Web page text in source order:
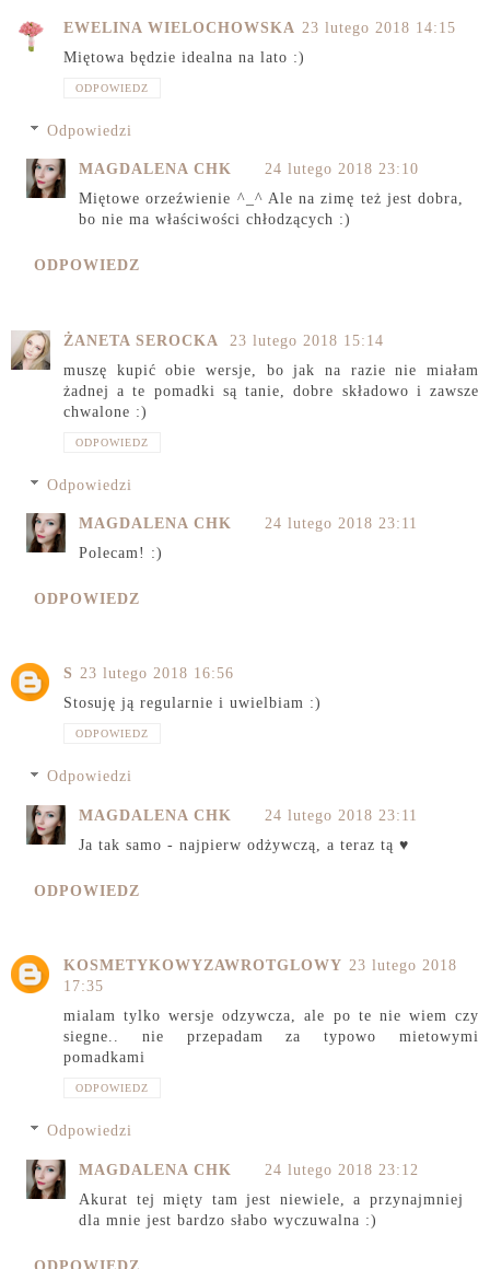
EWELINA WIELOCHOWSKA 23 lutego 2018 14:15
Miętowa będzie idealna na lato :)
ODPOWIEDZ
Odpowiedzi
MAGDALENA CHK
24 lutego 2018 23:10
Miętowe orzeźwienie ^_^ Ale na zimę też jest dobra,
bo nie ma właściwości chłodzących :)
ODPOWIEDZ
ŻANETA SEROCKA
23 lutego 2018 15:14
muszę kupić obie wersje, bo jak na razie nie miałam
żadnej a te pomadki są tanie, dobre składowo i zawsze
chwalone :)
ODPOWIEDZ
Odpowiedzi
MAGDALENA CHK
24 lutego 2018 23:11
Polecam! :)
ODPOWIEDZ
S 23 lutego 2018 16:56
Stosuję ją regularnie i uwielbiam :)
ODPOWIEDZ
Odpowiedzi
MAGDALENA CHK
24 lutego 2018 23:11
Ja tak samo - najpierw odżywczą, a teraz tą ♥
ODPOWIEDZ
KOSMETYKOWYZAWROTGLOWY 23 lutego 2018
17:35
mialam tylko wersje odzywcza, ale po te nie wiem czy
siegne.. nie przepadam za typowo mietowymi
pomadkami
ODPOWIEDZ
Odpowiedzi
MAGDALENA CHK
24 lutego 2018 23:12
Akurat tej mięty tam jest niewiele, a przynajmniej
dla mnie jest bardzo słabo wyczuwalna :)